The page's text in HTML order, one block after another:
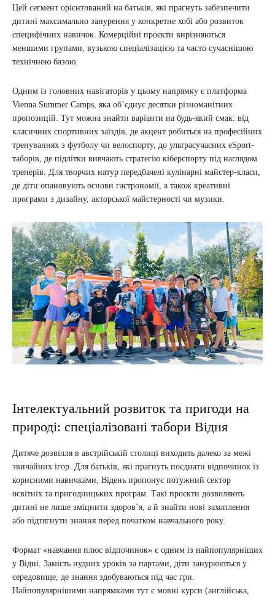
Цей сегмент орієнтований на батьків, які прагнуть забезпечити
дитині максимально занурення у конкретне хобі або розвиток
специфічних навичок. Комерційні проєкти вирізняються
меншими групами, вузькою спеціалізацією та часто сучаснішою
технічною базою.
Одним із головних навігаторів у цьому напрямку є платформа
Vienna Summer Camps, яка об’єднує десятки різноманітних
пропозицій. Тут можна знайти варіанти на будь-який смак: від
класичних спортивних заїздів, де акцент робиться на професійних
тренуваннях з футболу чи велоспорту, до ультрасучасних eSport-
таборів, де підлітки вивчають стратегію кіберспорту під наглядом
тренерів. Для творчих натур передбачені кулінарні майстер-класи,
де діти опановують основи гастрономії, а також креативні
програми з дизайну, акторської майстерності чи музики.
Інтелектуальний розвиток та пригоди на
природі: спеціалізовані табори Відня
Дитяче дозвілля в австрійській столиці виходить далеко за межі
звичайних ігор. Для батьків, які прагнуть поєднати відпочинок із
корисними навичками, Відень пропонує потужний сектор
освітніх та пригодницьких програм. Такі проєкти дозволяють
дитині не лише зміцнити здоров’я, а й знайти нові захоплення
або підтягнути знання перед початком навчального року.
Формат «навчання плюс відпочинок» є одним із найпопулярніших
у Відні. Замість нудних уроків за партами, діти занурюються у
середовище, де знання здобуваються під час гри.
Найпопулярнішими напрямками тут є мовні курси (англійська,